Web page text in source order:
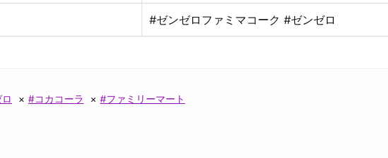
#ゼンゼロファミマコーク #ゼンゼロ
× #コカコーラ × #ファミリーマート